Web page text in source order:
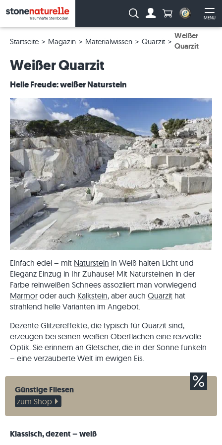
MENU
Suche: Anzahl
Startseite Magazin Materialwissen Quarzit
Weißer
Quarzit
Weißer Quarzit
Helle Freude: weißer Naturstein
Einfach edel – mit Naturstein in Weiß halten Licht und
Eleganz Einzug in Ihr Zuhause! Mit Natursteinen in der
Farbe reinweißen Schnees assoziiert man vorwiegend
Marmor oder auch Kalkstein, aber auch Quarzit hat
strahlend helle Varianten im Angebot.
Dezente Glitzereffekte, die typisch für Quarzit sind,
erzeugen bei seinen weißen Oberflächen eine reizvolle
Optik. Sie erinnern an Gletscher, die in der Sonne funkeln
– eine verzauberte Welt im ewigen Eis.
Günstige Fliesen
zum Shop
Klassisch, dezent – weiß